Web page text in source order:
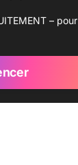
– pour